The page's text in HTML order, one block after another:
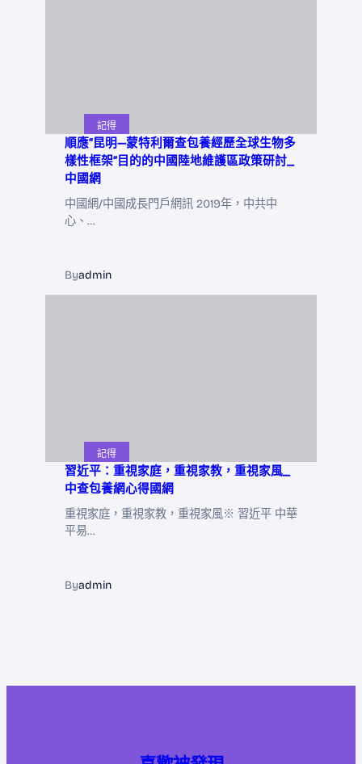
記得
順應“昆明—蒙特利爾查包養經歷全球生物多
樣性框架”目的的中國陸地維護區政策研討_
中國網
中國網/中國成長門戶網訊 2019年，中共中
心、…
Byadmin
記得
習近平：重視家庭，重視家教，重視家風_
中查包養網心得國網
重視家庭，重視家教，重視家風※ 習近平 中華
平易…
Byadmin